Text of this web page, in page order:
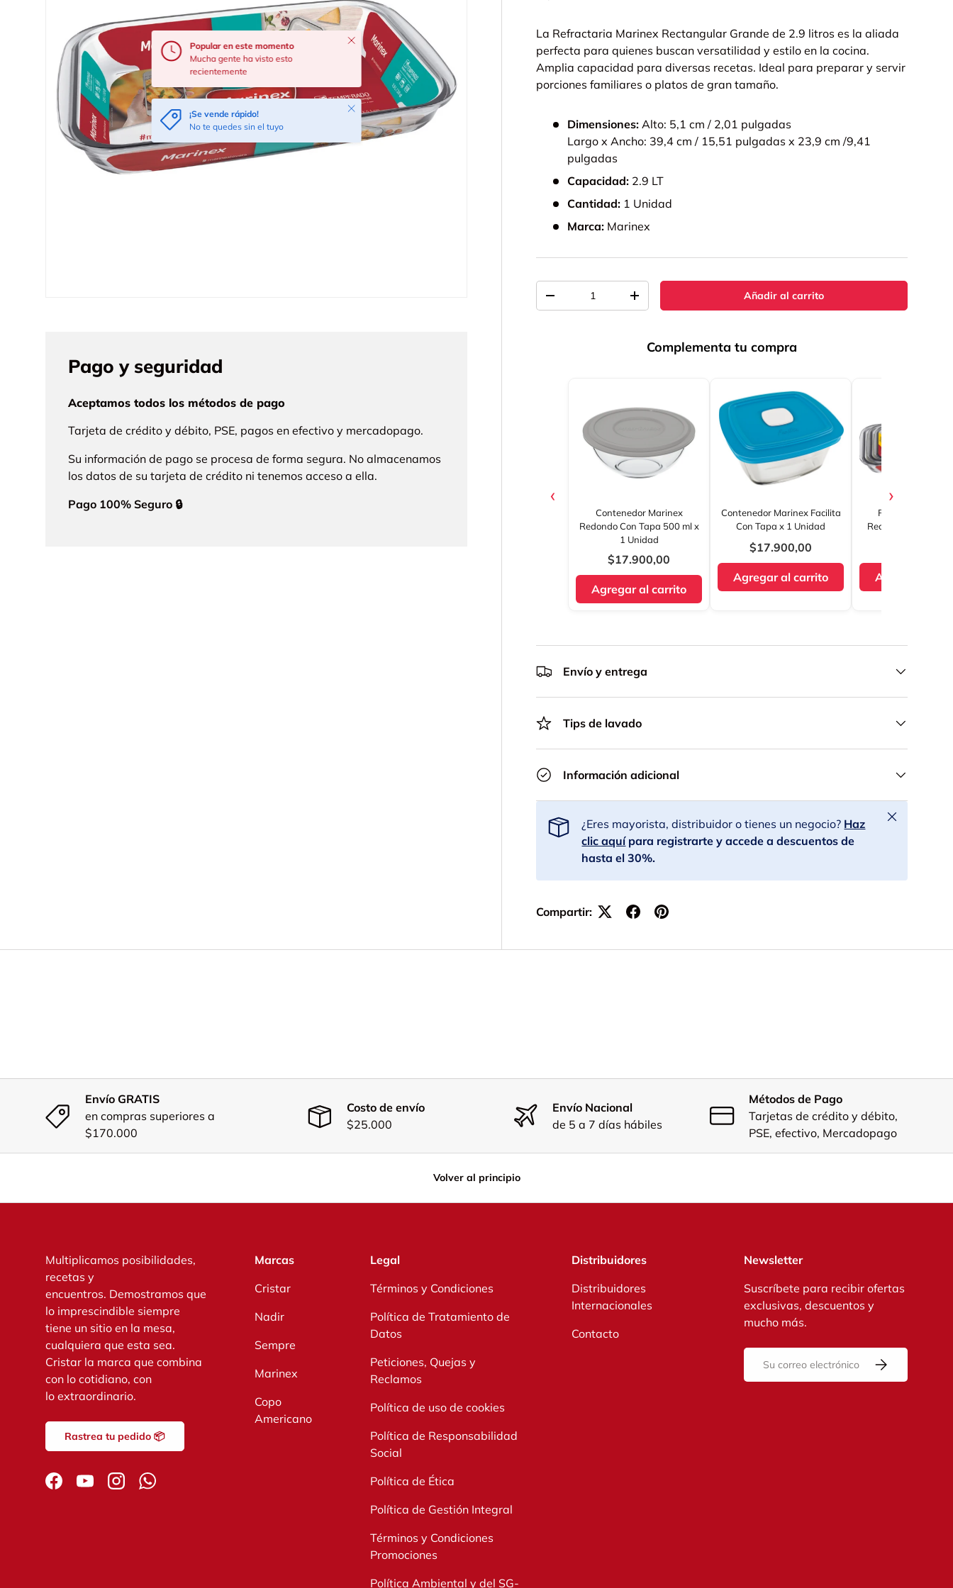
Popular en este momento
Mucha gente ha visto esto
recientemente
Cerrar
¡Se vende rápido!
No te quedes sin el tuyo
Cerrar
La Refractaria Marinex Rectangular Grande de 2.9 litros es la aliada
perfecta para quienes buscan versatilidad y estilo en la cocina.
Amplia capacidad para diversas recetas. Ideal para preparar y servir
porciones familiares o platos de gran tamaño.
Dimensiones: Alto: 5,1 cm / 2,01 pulgadas
Largo x Ancho: 39,4 cm / 15,51 pulgadas x 23,9 cm /9,41
pulgadas
Capacidad: 2.9 LT
Cantidad: 1 Unidad
Marca: Marinex
-
+ Añadir al carrito
Complementa tu compra
‹
Contenedor Marinex
Redondo Con Tapa 500 ml x
1 Unidad
$17.900,00
Agregar al carrito
Contenedor Marinex Facilita
Con Tapa x 1 Unidad
$17.900,00
Agregar al carrito
Refractarias
Rectangular x 3
Agregar al
›
Envío y entrega
Tips de lavado
Información adicional
¿Eres mayorista, distribuidor o tienes un negocio? Haz
clic aquípara registrarte y accede a descuentos de
hasta el 30%.
Cerrar
Compartir:
Pago y seguridad
Aceptamos todos los métodos de pago
Tarjeta de crédito y débito, PSE, pagos en efectivo y mercadopago.
Su información de pago se procesa de forma segura. No almacenamos
los datos de su tarjeta de crédito ni tenemos acceso a ella.
Pago 100% Seguro 🔒
Envío GRATIS
en compras superiores a
$170.000
Costo de envío
$25.000
Envío Nacional
de 5 a 7 días hábiles
Métodos de Pago
Tarjetas de crédito y débito,
PSE, efectivo, Mercadopago
Volver al principio
Multiplicamos posibilidades,
recetas y
encuentros. Demostramos que
lo imprescindible siempre
tiene un sitio en la mesa,
cualquiera que esta sea.
Cristar la marca que combina
con lo cotidiano, con
lo extraordinario.
Rastrea tu pedido 📦
FacebookYouTubeInstagramWhatsApp
Marcas
Cristar
Nadir
Sempre
Marinex
Copo
Americano
Legal
Términos y Condiciones
Política de Tratamiento de
Datos
Peticiones, Quejas y
Reclamos
Política de uso de cookies
Política de Responsabilidad
Social
Política de Ética
Política de Gestión Integral
Términos y Condiciones
Promociones
Política Ambiental y del SG-
Distribuidores
Distribuidores
Internacionales
Contacto
Newsletter
Suscríbete para recibir ofertas
exclusivas, descuentos y
mucho más.
Correo electrónico Suscribirse